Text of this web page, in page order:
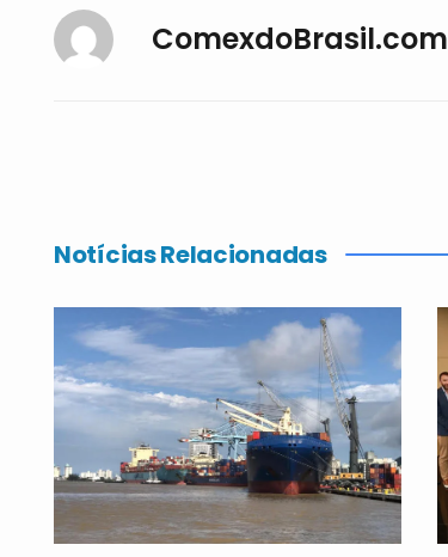
ComexdoBrasil.com
Notícias Relacionadas